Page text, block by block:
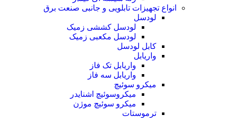
انواع تجهیزات تابلویی و جانبی صنعت برق
لودسل
لودسل کششی زمیک
لودسل مکعبی زمیک
کابل لودسل
واریابل
واریابل تک فاز
واریابل سه فاز
میکرو سوئیچ
میکروسوئیچ اشنایدر
میکرو سوئیچ موژن
ترموستات